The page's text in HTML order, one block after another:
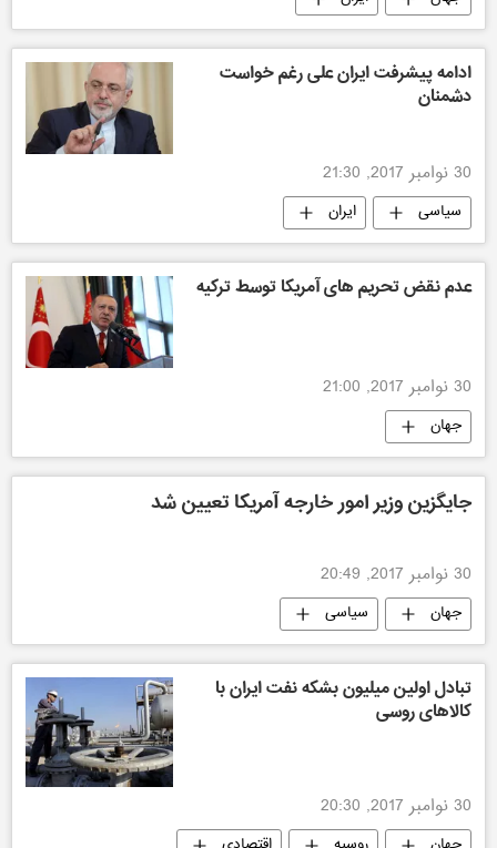
ادامه پیشرفت ایران علی رغم خواست
دشمنان
30 نوامبر 2017, 21:30
سیاسی ایران
عدم نقض تحریم های آمریکا توسط ترکیه
30 نوامبر 2017, 21:00
جهان
جایگزین وزیر امور خارجه آمریکا تعیین شد
30 نوامبر 2017, 20:49
جهان سیاسی
تبادل اولین میلیون بشکه نفت ایران با
کالاهای روسی
30 نوامبر 2017, 20:30